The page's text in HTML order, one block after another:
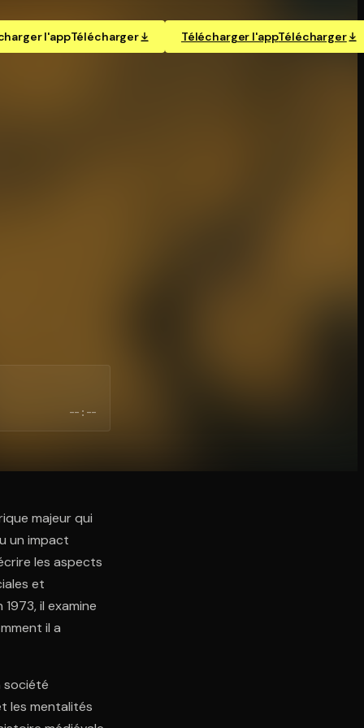
l'appTélécharger Télécharger l'appTélécharger
--:--
majeur qui
un impact
les aspects
et
il examine
il a
société
les mentalités